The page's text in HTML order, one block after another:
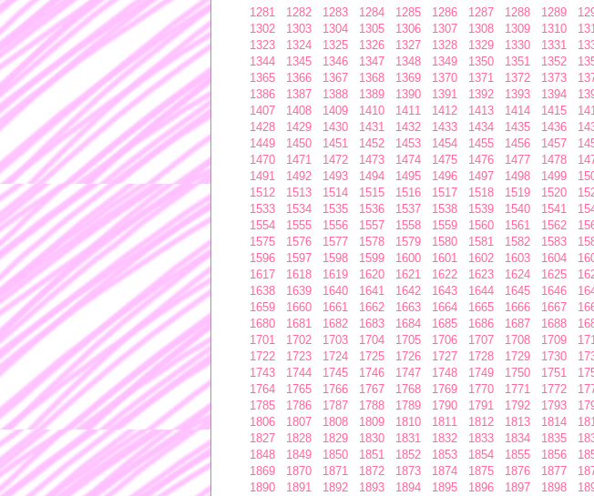
1281
1282 1283 1284 1285 1286 1287 1288 1289
1302
1303 1304 1305 1306 1307 1308 1309 1310
1323
1324 1325 1326 1327 1328 1329 1330 1331
1344
1345 1346 1347 1348 1349 1350 1351 1352
1365
1366 1367 1368 1369 1370 1371 1372 1373
1386
1387 1388 1389 1390 1391 1392 1393 1394
1407
1408 1409 1410 1411 1412 1413 1414 1415
1428
1429 1430 1431 1432 1433 1434 1435 1436
1449
1450 1451 1452 1453 1454 1455 1456 1457
1470
1471 1472 1473 1474 1475 1476 1477 1478
1491
1492 1493 1494 1495 1496 1497 1498 1499
1512
1513 1514 1515 1516 1517 1518 1519 1520
1533
1534 1535 1536 1537 1538 1539 1540 1541
1554
1555 1556 1557 1558 1559 1560 1561 1562
1575
1576 1577 1578 1579 1580 1581 1582 1583
1596
1597 1598 1599 1600 1601 1602 1603 1604
1617
1618 1619 1620 1621 1622 1623 1624 1625
1638
1639 1640 1641 1642 1643 1644 1645 1646
1659
1660 1661 1662 1663 1664 1665 1666 1667
1680
1681 1682 1683 1684 1685 1686 1687 1688
1701
1702 1703 1704 1705 1706 1707 1708 1709
1722
1723 1724 1725 1726 1727 1728 1729 1730
1743
1744 1745 1746 1747 1748 1749 1750 1751
1764
1765 1766 1767 1768 1769 1770 1771 1772
1785
1786 1787 1788 1789 1790 1791 1792 1793
1806
1807 1808 1809 1810 1811 1812 1813 1814
1827
1828 1829 1830 1831 1832 1833 1834 1835
1848
1849 1850 1851 1852 1853 1854 1855 1856
1869
1870 1871 1872 1873 1874 1875 1876 1877
1890
1891 1892 1893 1894 1895 1896 1897 1898